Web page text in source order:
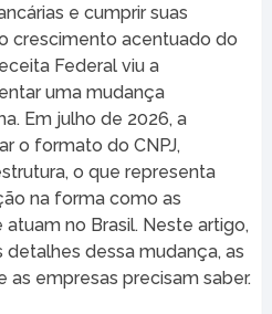
e cumprir suas
crescimento acentuado do
Federal viu a
uma mudança
Em julho de 2026, a
o formato do CNPJ,
o que representa
na forma como as
no Brasil. Neste artigo,
dessa mudança, as
as empresas precisam saber.